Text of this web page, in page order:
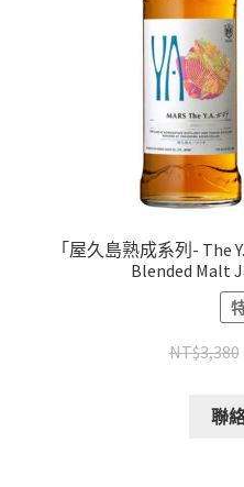
「屋久島熟成系列- The
Blended Malt
NT$3,380
聯